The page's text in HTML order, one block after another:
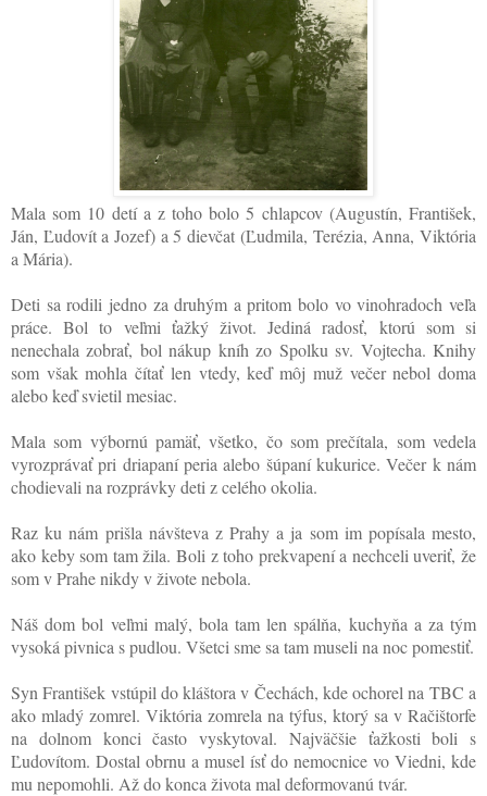
Mala som 10 detí a z toho bolo 5 chlapcov (Augustín, František,
Ján, Ľudovít a Jozef) a 5 dievčat (Ľudmila, Terézia, Anna, Viktória
a Mária).
Deti sa rodili jedno za druhým a pritom bolo vo vinohradoch veľa
práce. Bol to veľmi ťažký život. Jediná radosť, ktorú som si
nenechala zobrať, bol nákup kníh zo Spolku sv. Vojtecha. Knihy
som však mohla čítať len vtedy, keď môj muž večer nebol doma
alebo keď svietil mesiac.
Mala som výbornú pamäť, všetko, čo som prečítala, som vedela
vyrozprávať pri driapaní peria alebo šúpaní kukurice. Večer k nám
chodievali na rozprávky deti z celého okolia.
Raz ku nám prišla návšteva z Prahy a ja som im popísala mesto,
ako keby som tam žila. Boli z toho prekvapení a nechceli uveriť, že
som v Prahe nikdy v živote nebola.
Náš dom bol veľmi malý, bola tam len spálňa, kuchyňa a za tým
vysoká pivnica s pudlou. Všetci sme sa tam museli na noc pomestiť.
Syn František vstúpil do kláštora v Čechách, kde ochorel na TBC a
ako mladý zomrel. Viktória zomrela na týfus, ktorý sa v Račištorfe
na dolnom konci často vyskytoval. Najväčšie ťažkosti boli s
Ľudovítom. Dostal obrnu a musel ísť do nemocnice vo Viedni, kde
mu nepomohli. Až do konca života mal deformovanú tvár.